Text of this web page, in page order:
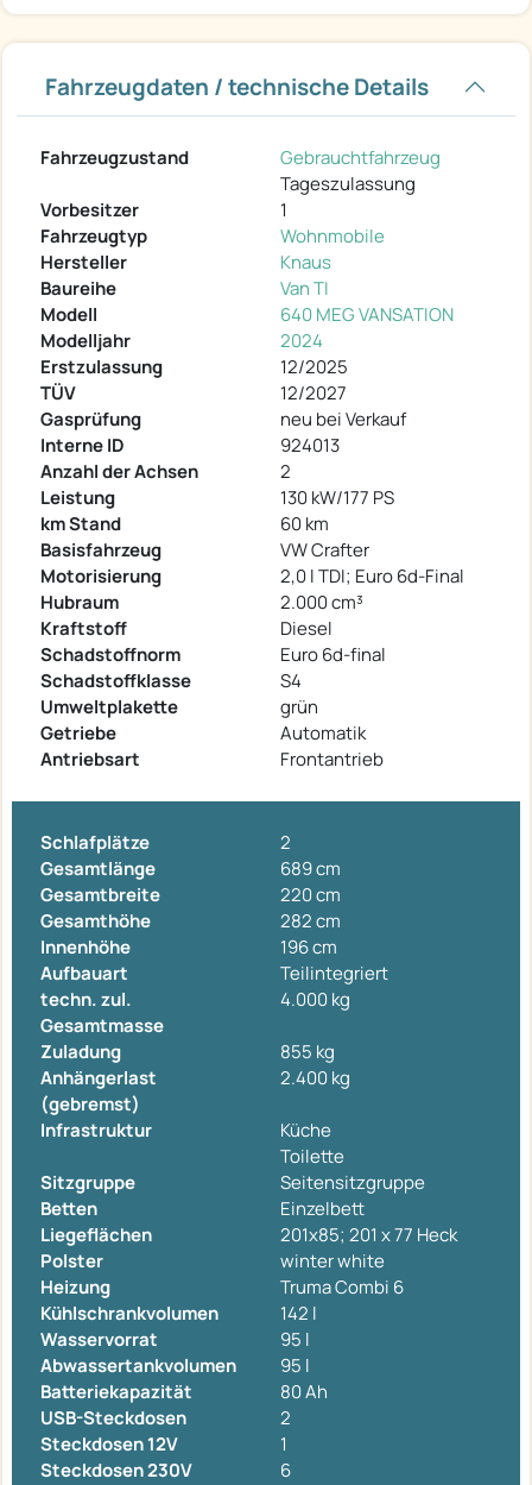
Fahrzeugdaten / technische Details
Fahrzeugzustand
Gebrauchtfahrzeug
Tageszulassung
Vorbesitzer
1
Fahrzeugtyp
Wohnmobile
Hersteller
Knaus
Baureihe
Van TI
Modell
640 MEG VANSATION
Modelljahr
2024
Erstzulassung
12/2025
TÜV
12/2027
Gasprüfung
neu bei Verkauf
Interne ID
924013
Anzahl der Achsen
2
Leistung
130 kW/177 PS
km Stand
60 km
Basisfahrzeug
VW Crafter
Motorisierung
2,0 l TDI; Euro 6d-Final
Hubraum
2.000 cm³
Kraftstoff
Diesel
Schadstoffnorm
Euro 6d-final
Schadstoffklasse
S4
Umweltplakette
grün
Getriebe
Automatik
Antriebsart
Frontantrieb
Schlafplätze
2
Gesamtlänge
689 cm
Gesamtbreite
220 cm
Gesamthöhe
282 cm
Innenhöhe
196 cm
Aufbauart
Teilintegriert
techn. zul.
Gesamtmasse
4.000 kg
Zuladung
855 kg
Anhängerlast
(gebremst)
2.400 kg
Infrastruktur
Küche
Toilette
Sitzgruppe
Seitensitzgruppe
Betten
Einzelbett
Liegeflächen
201x85; 201 x 77 Heck
Polster
winter white
Heizung
Truma Combi 6
Kühlschrankvolumen
142 l
Wasservorrat
95 l
Abwassertankvolumen
95 l
Batteriekapazität
80 Ah
USB-Steckdosen
2
Steckdosen 12V
1
Steckdosen 230V
6